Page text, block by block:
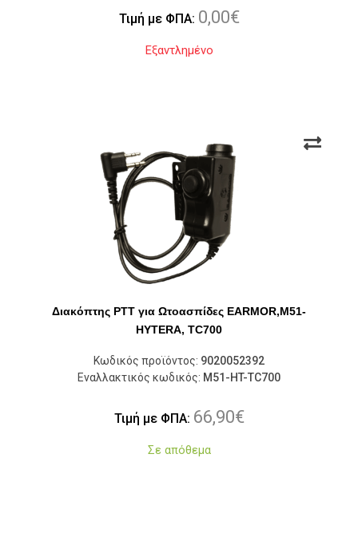
Τιμή με ΦΠΑ: 0,00€
Εξαντλημένο
Διακόπτης PTT για Ωτοασπίδες EARMOR,M51-
HYTERA, TC700
Κωδικός προϊόντος: 9020052392
Εναλλακτικός κωδικός: M51-HT-TC700
Τιμή με ΦΠΑ: 66,90€
Σε απόθεμα